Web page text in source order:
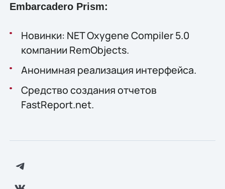
Embarcadero Prism:
Новинки: NET Oxygene Compiler 5.0
компании RemObjects.
Анонимная реализация интерфейса.
Средство создания отчетов
FastReport.net.